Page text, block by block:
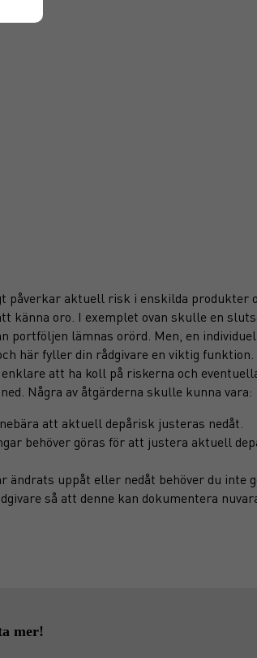
påverkar aktuell risk i enskilda produkter
känna oro. I exemplet ovan skulle en
portföljen lämnas orörd. Men, en
här fyller din rådgivare en viktig funktion.
att ha koll på riskerna och
Några av åtgärderna skulle kunna vara:
att aktuell depårisk justeras nedåt.
behöver göras för att justera aktuell
uppåt eller nedåt behöver du inte
så att denne kan dokumentera
mer!